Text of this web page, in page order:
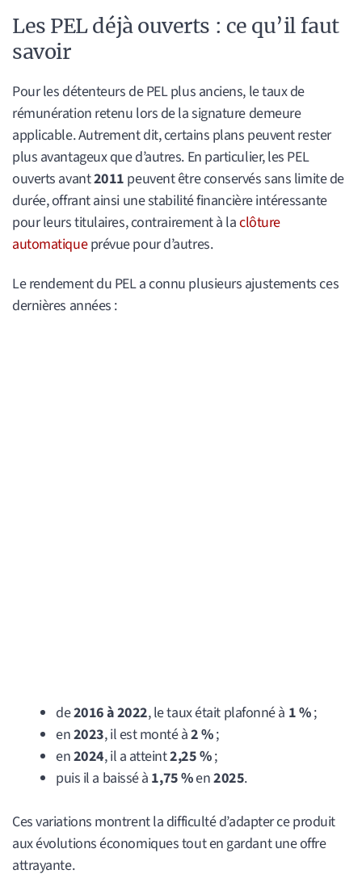
Les PEL déjà ouverts : ce qu’il faut
savoir
Pour les détenteurs de PEL plus anciens, le taux de
rémunération retenu lors de la signature demeure
applicable. Autrement dit, certains plans peuvent rester
plus avantageux que d’autres. En particulier, les PEL
ouverts avant2011 peuvent être conservés sans limite de
durée, offrant ainsi une stabilité financière intéressante
pour leurs titulaires, contrairement à laclôture
automatiqueprévue pour d’autres.
Le rendement du PEL a connu plusieurs ajustements ces
dernières années :
de2016 à 2022, le taux était plafonné à 1 %;
en2023, il est monté à2 %;
en2024, il a atteint2,25 %;
puis il a baissé à 1,75 %en2025.
Ces variations montrent la difficulté d’adapter ce produit
aux évolutions économiques tout en gardant une offre
attrayante.